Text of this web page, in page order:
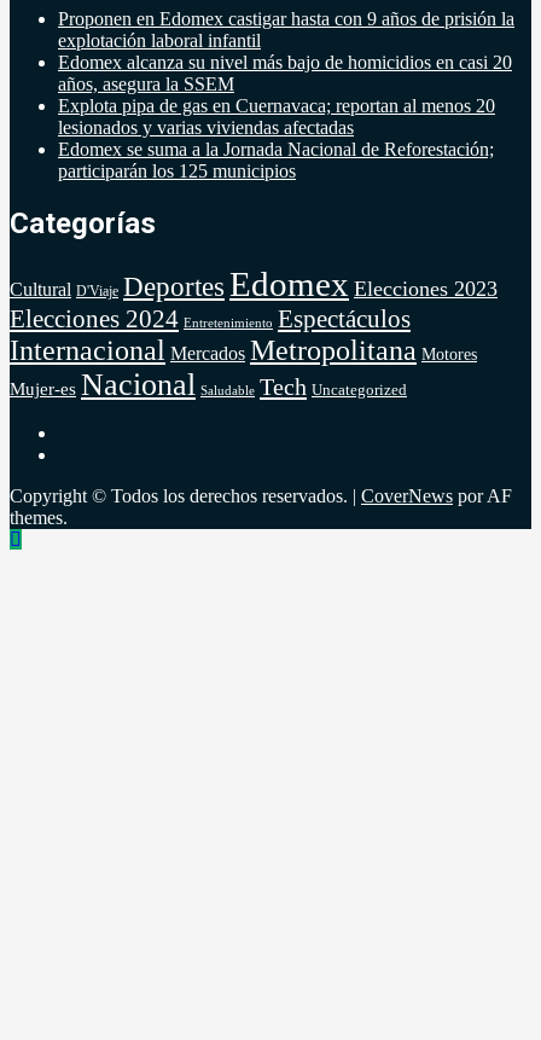
Proponen en Edomex castigar hasta con 9 años de prisión la
explotación laboral infantil
Edomex alcanza su nivel más bajo de homicidios en casi 20
años, asegura la SSEM
Explota pipa de gas en Cuernavaca; reportan al menos 20
lesionados y varias viviendas afectadas
Edomex se suma a la Jornada Nacional de Reforestación;
participarán los 125 municipios
Categorías
Cultural D'Viaje Deportes Edomex Elecciones 2023
Elecciones 2024 Entretenimiento Espectáculos
Internacional Mercados Metropolitana Motores
Mujer-es Nacional Saludable Tech Uncategorized
Copyright © Todos los derechos reservados. | CoverNews por AF
themes.